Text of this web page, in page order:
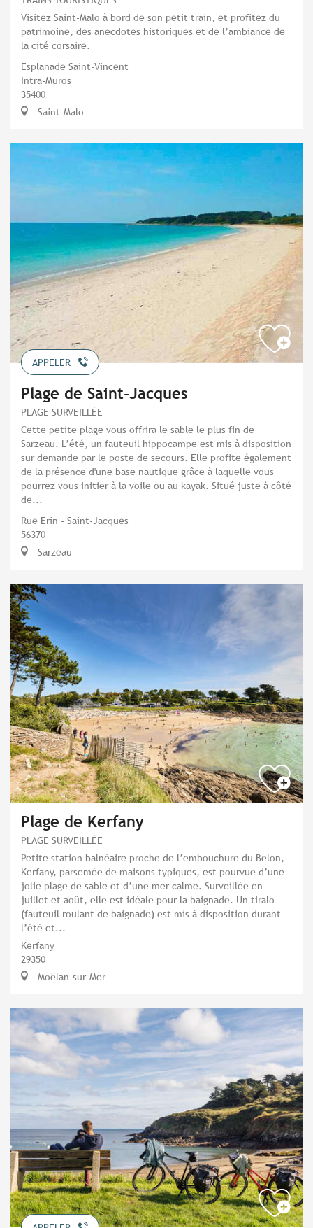
Visitez Saint-Malo à bord de son petit train, et profitez du
patrimoine, des anecdotes historiques et de l’ambiance de
la cité corsaire.
Esplanade Saint-Vincent
Intra-Muros
35400
Saint-Malo
APPELER
Plage de Saint-Jacques
PLAGE SURVEILLÉE
Cette petite plage vous offrira le sable le plus fin de
Sarzeau. L’été, un fauteuil hippocampe est mis à disposition
sur demande par le poste de secours. Elle profite également
de la présence d'une base nautique grâce à laquelle vous
pourrez vous initier à la voile ou au kayak. Situé juste à côté
de...
Rue Erin - Saint-Jacques
56370
Sarzeau
Plage de Kerfany
PLAGE SURVEILLÉE
Petite station balnéaire proche de l’embouchure du Belon,
Kerfany, parsemée de maisons typiques, est pourvue d’une
jolie plage de sable et d’une mer calme. Surveillée en
juillet et août, elle est idéale pour la baignade. Un tiralo
(fauteuil roulant de baignade) est mis à disposition durant
l’été et...
Kerfany
29350
Moëlan-sur-Mer